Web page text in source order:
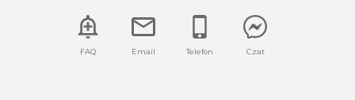
FAQ Email Telefon Czat